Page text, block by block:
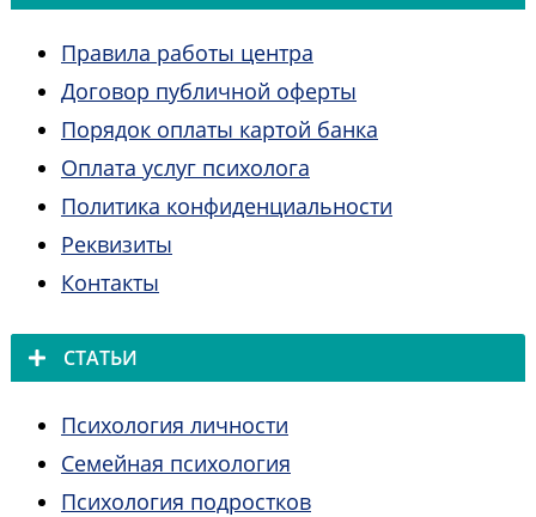
Правила работы центра
Договор публичной оферты
Порядок оплаты картой банка
Оплата услуг психолога
Политика конфиденциальности
Реквизиты
Контакты
СТАТЬИ
Психология личности
Семейная психология
Психология подростков